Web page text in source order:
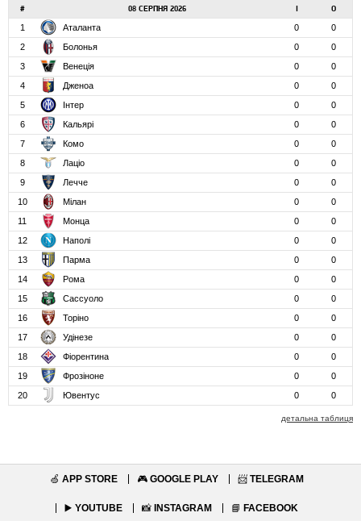
# 08 СЕРПНЯ 2026 І О
1 Аталанта 0
0
2
Болонья 0
0
3
Венеція 0
0
4
Дженоа 0
0
5
Інтер 0
0
6
Кальярі 0
0
7
Комо 0
0
8
Лаціо 0
0
9
Лечче 0
0
10
Мілан 0
0
11
Монца 0
0
12
Наполі 0
0
13
Парма 0
0
14
Рома 0
0
15
Сассуоло 0
0
16
Торіно 0
0
17
Удінезе 0
0
18
Фіорентина 0
0
19
Фрозіноне 0
0
20
Ювентус 0 0
детальна таблиця
🍏 APP STORE 🎮 GOOGLE PLAY 📨 TELEGRAM
▶️ YOUTUBE 📸 INSTAGRAM 📘 FACEBOOK